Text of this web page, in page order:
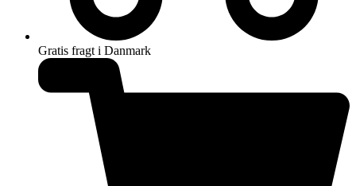
Gratis fragt i Danmark